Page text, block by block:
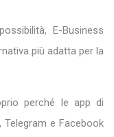
E-Business
più adatta per la
perché le app di
e Facebook